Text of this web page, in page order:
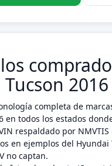
2016
completa de
en todos los estados
respaldado por
en ejemplos del
no captan.